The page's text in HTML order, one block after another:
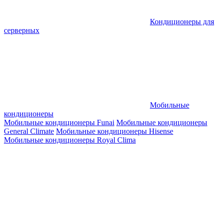
Кондиционеры для
серверных
Мобильные
кондиционеры
Мобильные кондиционеры Funai Мобильные кондиционеры
General Climate Мобильные кондиционеры Hisense
Мобильные кондиционеры Royal Clima